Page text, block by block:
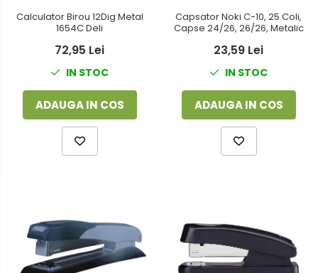
Calculator Birou 12Dig Metal
1654C Deli
72,95 Lei
IN STOC
ADAUGA IN COS
Capsator Noki C-10, 25 Coli,
Capse 24/26, 26/26, Metalic
23,59 Lei
IN STOC
ADAUGA IN COS